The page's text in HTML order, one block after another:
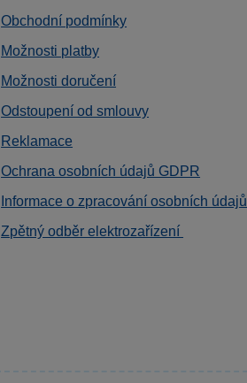
Obchodní podmínky
Možnosti platby
Možnosti doručení
Odstoupení od smlouvy
Reklamace
Ochrana osobních údajů GDPR
Informace o zpracování osobních údajů
Zpětný odběr elektrozařízení